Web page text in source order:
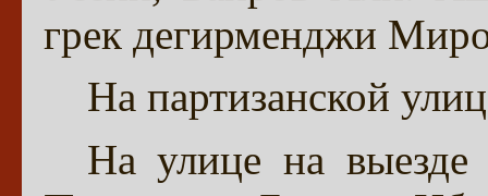
грек дегирменджи
На партизанской
На улице на